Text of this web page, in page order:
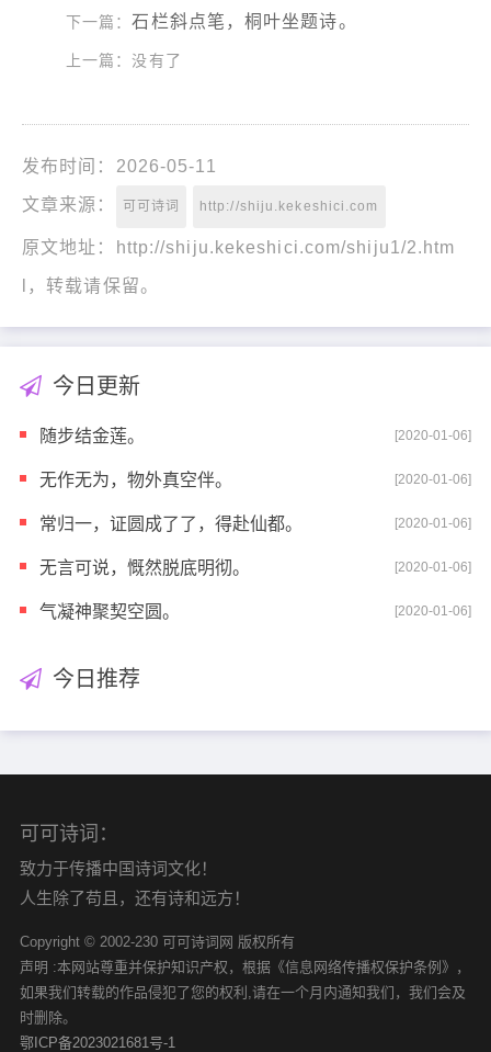
下一篇：石栏斜点笔，桐叶坐题诗。
上一篇：没有了
发布时间：2026-05-11
文章来源： 可可诗词 http://shiju.kekeshici.com
原文地址：http://shiju.kekeshici.com/shiju1/2.htm
l，转载请保留。
今日更新
随步结金莲。 [2020-01-06]
无作无为，物外真空伴。 [2020-01-06]
常归一，证圆成了了，得赴仙都。 [2020-01-06]
无言可说，慨然脱底明彻。 [2020-01-06]
气凝神聚契空圆。 [2020-01-06]
今日推荐
可可诗词：
致力于传播中国诗词文化！
人生除了苟且，还有诗和远方！
Copyright © 2002-230 可可诗词网 版权所有
声明 :本网站尊重并保护知识产权，根据《信息网络传播权保护条例》，
如果我们转载的作品侵犯了您的权利,请在一个月内通知我们，我们会及
时删除。
鄂ICP备2023021681号-1